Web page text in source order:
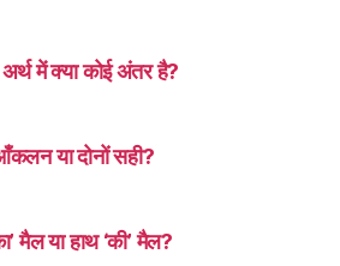
में क्या कोई अंतर है?
या दोनों सही?
मैल या हाथ ‘की’ मैल?